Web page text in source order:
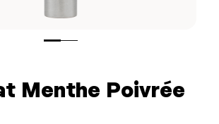
Menthe Poivrée